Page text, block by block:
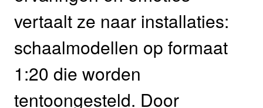
vertaalt ze naar installaties:
schaalmodellen op formaat
1:20 die worden
tentoongesteld. Door